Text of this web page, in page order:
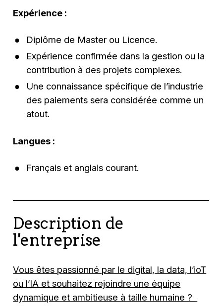
Expérience :
Diplôme de Master ou Licence.
Expérience confirmée dans la gestion ou la
contribution à des projets complexes.
Une connaissance spécifique de l’industrie
des paiements sera considérée comme un
atout.
Langues :
Français et anglais courant.
Description de
l'entreprise
Vous êtes passionné par le digital, la data, l’ioT
ou l’IA et souhaitez rejoindre une équipe
dynamique et ambitieuse à taille humaine ?